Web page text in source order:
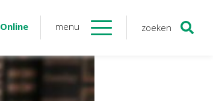
Online menu zoeken
Contact
AvantiOnline